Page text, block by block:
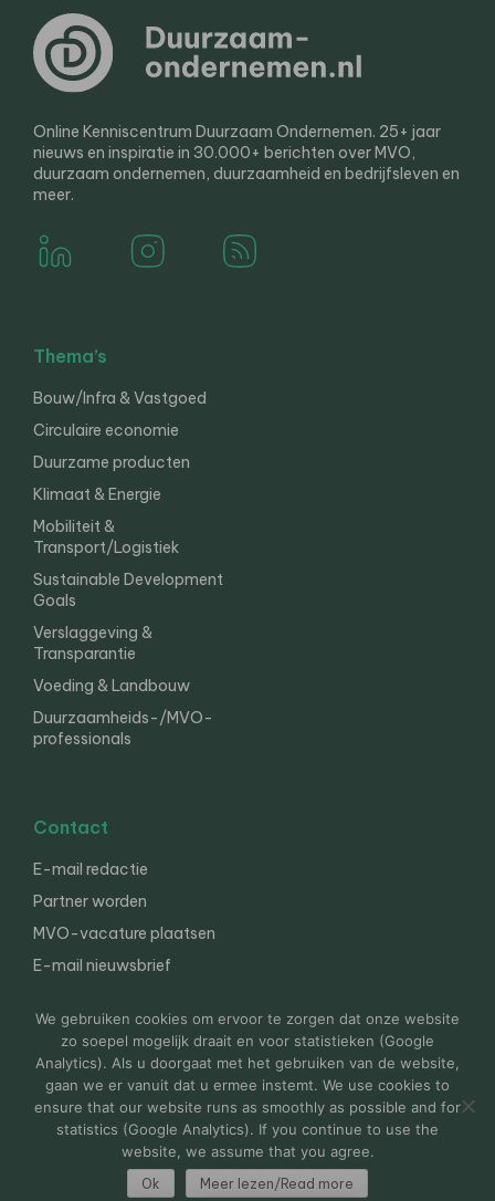
Online Kenniscentrum Duurzaam Ondernemen. 25+ jaar
nieuws en inspiratie in 30.000+ berichten over MVO,
duurzaam ondernemen, duurzaamheid en bedrijfsleven en
meer.
Thema’s
Bouw/Infra & Vastgoed
Circulaire economie
Duurzame producten
Klimaat & Energie
Mobiliteit &
Transport/Logistiek
Sustainable Development
Goals
Verslaggeving &
Transparantie
Voeding & Landbouw
Duurzaamheids-/MVO-
professionals
Contact
E-mail redactie
Partner worden
MVO-vacature plaatsen
E-mail nieuwsbrief
© 2000-2026 Van der Molen EIS Colofon
Disclaimer
Privacy
We gebruiken cookies om ervoor te zorgen dat onze website
zo soepel mogelijk draait en voor statistieken (Google
Analytics). Als u doorgaat met het gebruiken van de website,
gaan we er vanuit dat u ermee instemt. We use cookies to
ensure that our website runs as smoothly as possible and for
statistics (Google Analytics). If you continue to use the
website, we assume that you agree.
Ok Meer lezen/Read more